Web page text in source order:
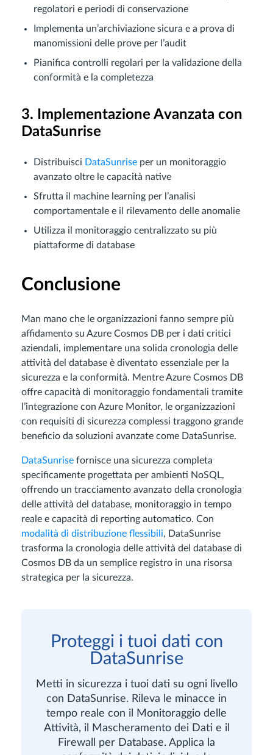
regolatori e periodi di conservazione
Implementa un’archiviazione sicura e a prova di
manomissioni delle prove per l’audit
Pianifica controlli regolari per la validazione della
conformità e la completezza
3. Implementazione Avanzata con
DataSunrise
Distribuisci DataSunrise per un monitoraggio
avanzato oltre le capacità native
Sfrutta il machine learning per l’analisi
comportamentale e il rilevamento delle anomalie
Utilizza il monitoraggio centralizzato su più
piattaforme di database
Conclusione
Man mano che le organizzazioni fanno sempre più
affidamento su Azure Cosmos DB per i dati critici
aziendali, implementare una solida cronologia delle
attività del database è diventato essenziale per la
sicurezza e la conformità. Mentre Azure Cosmos DB
offre capacità di monitoraggio fondamentali tramite
l’integrazione con Azure Monitor, le organizzazioni
con requisiti di sicurezza complessi traggono grande
beneficio da soluzioni avanzate come DataSunrise.
DataSunrise fornisce una sicurezza completa
specificamente progettata per ambienti NoSQL,
offrendo un tracciamento avanzato della cronologia
delle attività del database, monitoraggio in tempo
reale e capacità di reporting automatico. Con
modalità di distribuzione flessibili, DataSunrise
trasforma la cronologia delle attività del database di
Cosmos DB da un semplice registro in una risorsa
strategica per la sicurezza.
Proteggi i tuoi dati con
DataSunrise
Metti in sicurezza i tuoi dati su ogni livello
con DataSunrise. Rileva le minacce in
tempo reale con il Monitoraggio delle
Attività, il Mascheramento dei Dati e il
Firewall per Database. Applica la